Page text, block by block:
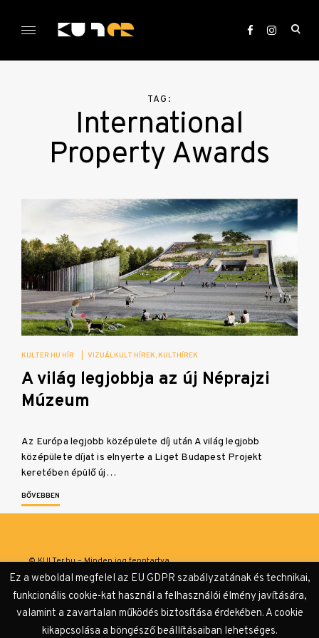
KULTer.hu
TAG:
International
Property Awards
KULTER.HU HÍR VIZUÁLKULT HÍREK KULTHÍREK
A világ legjobbja az új Néprajzi
Múzeum
Az Európa legjobb középülete díj után A világ legjobb
középülete díjat is elnyerte a Liget Budapest Projekt
keretében épülő új…
BŐVEBBEN
© KULTer.hu – Minden jog fenntartva
Adatvédelmi tájékoztató
Ez a weboldal megfelel az EU GDPR szabályzatának és technikai,
funkcionális cookie-kat használ a felhasználói élmény javítására,
valamint a zavartalan működés biztosítása érdekében. A cookie
kikapcsolása a böngésző beállításaiban lehetséges.